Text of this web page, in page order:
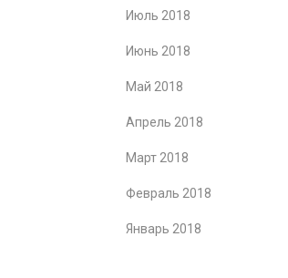
Июль 2018
Июнь 2018
Май 2018
Апрель 2018
Март 2018
Февраль 2018
Январь 2018